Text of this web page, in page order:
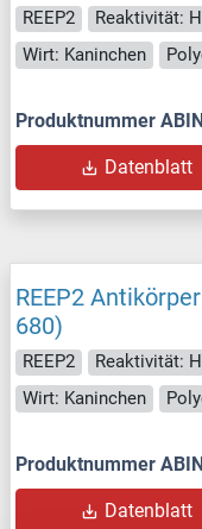
REEP2 Reaktivität:
Wirt: Kaninchen
Produktnummer
Datenblatt
REEP2
680)
REEP2 Reaktivität:
Wirt: Kaninchen
Produktnummer
Datenblatt